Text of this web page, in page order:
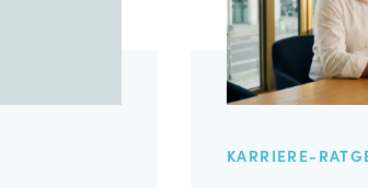
KARRIERE-